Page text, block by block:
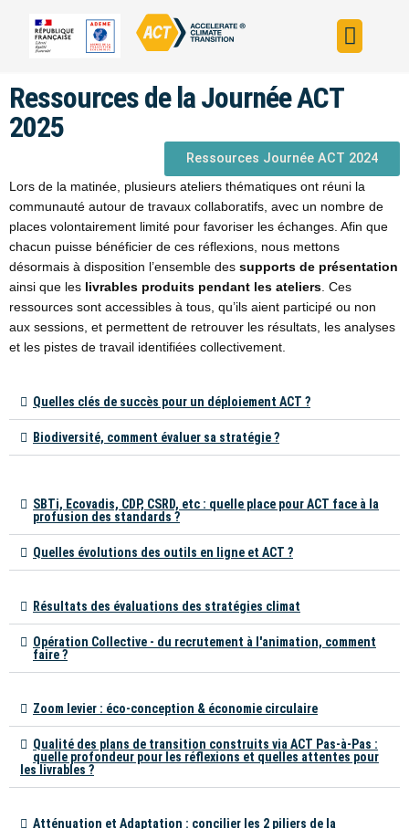
Ressources de la Journée ACT
2025
Ressources Journée ACT 2024
Lors de la matinée, plusieurs ateliers thématiques ont réuni la
communauté autour de travaux collaboratifs, avec un nombre de
places volontairement limité pour favoriser les échanges. Afin que
chacun puisse bénéficier de ces réflexions, nous mettons
désormais à disposition l’ensemble des supports de présentation
ainsi que les livrables produits pendant les ateliers . Ces
ressources sont accessibles à tous, qu’ils aient participé ou non
aux sessions, et permettent de retrouver les résultats, les analyses
et les pistes de travail identifiées collectivement.
Quelles clés de succès pour un déploiement ACT ?
Biodiversité, comment évaluer sa stratégie ?
SBTi, Ecovadis, CDP, CSRD, etc : quelle place pour ACT face à la
profusion des standards ?
Quelles évolutions des outils en ligne et ACT ?
Résultats des évaluations des stratégies climat
Opération Collective - du recrutement à l'animation, comment
faire ?
Zoom levier : éco-conception & économie circulaire
Qualité des plans de transition construits via ACT Pas-à-Pas :
quelle profondeur pour les réflexions et quelles attentes pour
les livrables ?
Atténuation et Adaptation : concilier les 2 piliers de la